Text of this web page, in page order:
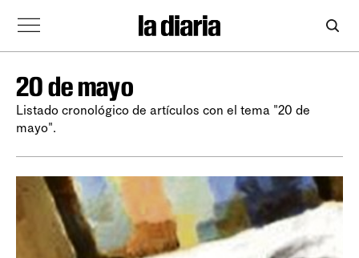
20 de mayo
Listado cronológico de artículos con el tema "20 de
mayo".